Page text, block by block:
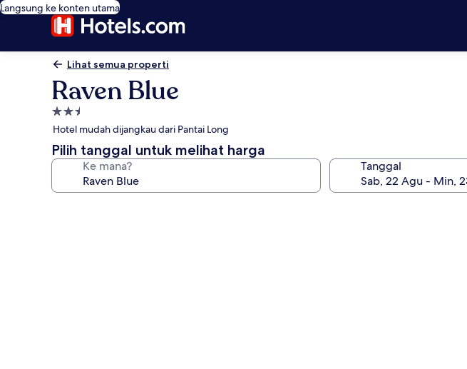
Langsung ke konten utama
Lihat semua properti
Raven Blue
Properti
bintang
2.5
Hotel mudah dijangkau dari Pantai Long
Pilih tanggal untuk melihat harga
Ke mana? Tanggal